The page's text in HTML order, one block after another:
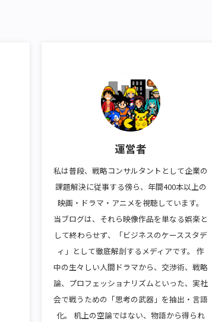
運営者
私は普段、戦略コンサルタントとして企業の
課題解決に従事する傍ら、年間400本以上の
映画・ドラマ・アニメを視聴しています。
当ブログは、それら映像作品を単なる娯楽と
して終わらせず、「ビジネスのケーススタデ
ィ」として徹底解剖するメディアです。 作
中の生々しい人間ドラマから、交渉術、戦略
論、プロフェッショナリズムといった、実社
会で戦うための「思考の武器」を抽出・言語
化。 机上の空論ではない、物語から得られ